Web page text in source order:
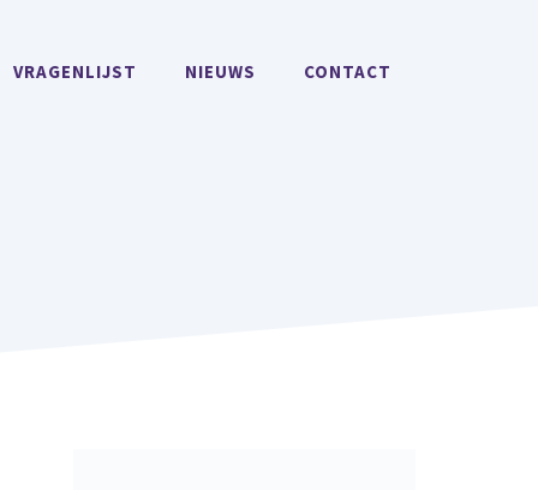
VRAGENLIJST NIEUWS CONTACT